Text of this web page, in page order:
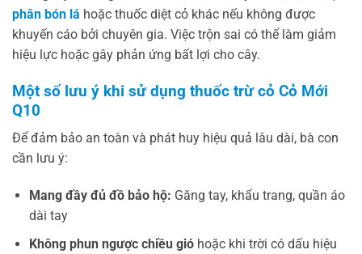
phân bón lá hoặc thuốc diệt cỏ khác nếu không được
khuyến cáo bởi chuyên gia. Việc trộn sai có thể làm giảm
hiệu lực hoặc gây phản ứng bất lợi cho cây.
Một số lưu ý khi sử dụng thuốc trừ cỏ Cỏ Mới
Q10
Để đảm bảo an toàn và phát huy hiệu quả lâu dài, bà con
cần lưu ý:
Mang đầy đủ đồ bảo hộ: Găng tay, khẩu trang, quần áo
dài tay
Không phun ngược chiều gióhoặc khi trời có dấu hiệu